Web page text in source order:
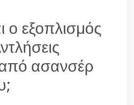
ο εξοπλισμός
ασανσέρ